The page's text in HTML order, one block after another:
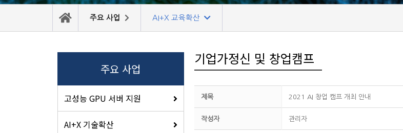
주요 사업 AI+X 교육확산
주요 사업
고성능 GPU 서버 지원
AI+X 기술확산
기업가정신 및 창업캠프
제목 2021 AI 창업 캠프 개최 안내
작성자 관리자